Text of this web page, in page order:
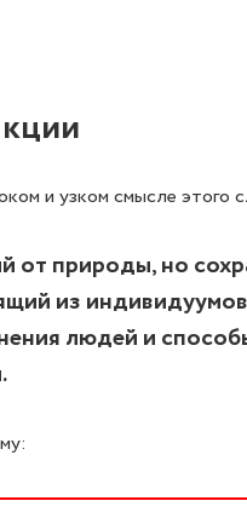
и узком смысле этого
от природы, но
из
людей и